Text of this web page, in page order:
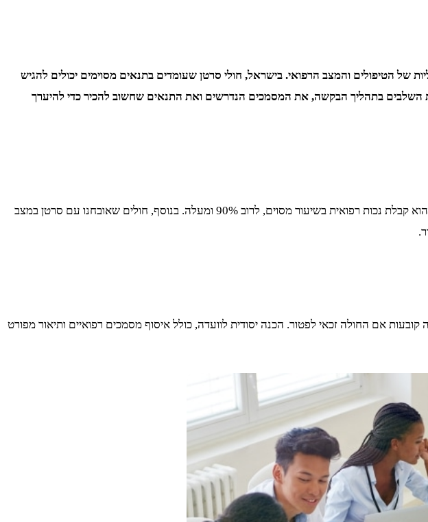
הטיפולים והמצב הרפואי. בישראל, חולי סרטן שעומדים בתנאים מסוימים יכולים להגיש
בתהליך הבקשה, את המסמכים הנדרשים ואת התנאים שחשוב להכיר כדי להיערך
, יש לעמוד בתנאים שהוגדרו על ידי רשויות המס. אחד התנאים המרכזיים הוא קבלת נכות רפואית בשיעור מסוים, לרוב 90% ומעלה. בנוסף, חולים שאובחנו עם סרטן במצב
אם החולה זכאי לפטור. הכנה יסודית לוועדה, כולל איסוף מסמכים רפואיים ותיאור מפורט